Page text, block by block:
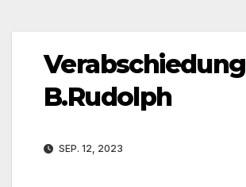
Verabschiedung
B.Rudolph
SEP. 12, 2023